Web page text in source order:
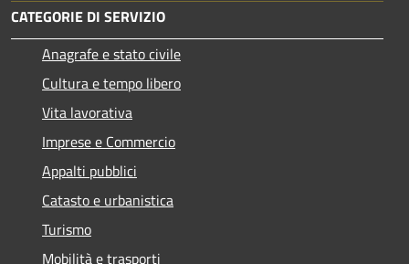
CATEGORIE DI SERVIZIO
Anagrafe e stato civile
Cultura e tempo libero
Vita lavorativa
Imprese e Commercio
Appalti pubblici
Catasto e urbanistica
Turismo
Mobilità e trasporti